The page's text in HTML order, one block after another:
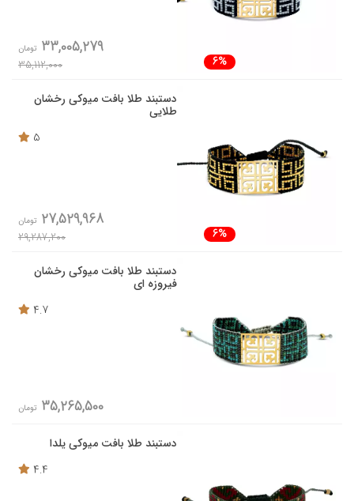
6%
33,005,279 تومان
35,112,000
دستبند طلا بافت میوکی رخشان
طلایی
5
6%
27,529,968 تومان
29,287,200
دستبند طلا بافت میوکی رخشان
فیروزه ای
4.7
35,265,500 تومان
دستبند طلا بافت میوکی یلدا
4.4